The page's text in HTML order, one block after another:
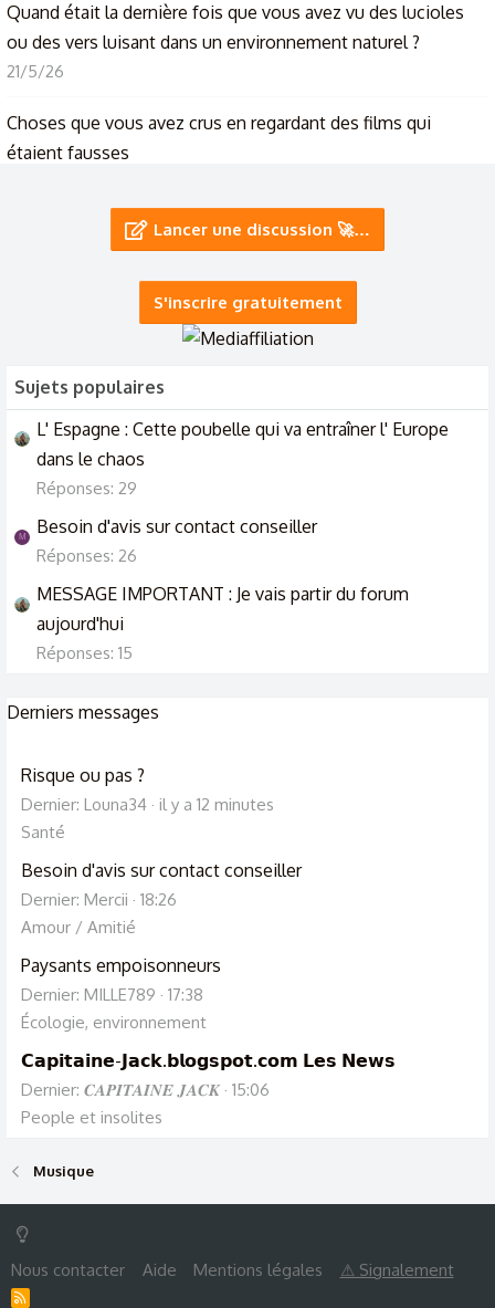
Quand était la dernière fois que vous avez vu des lucioles
ou des vers luisant dans un environnement naturel ?
21/5/26
Choses que vous avez crus en regardant des films qui
étaient fausses
Savez vous Que ..
⛽ Que pensez-vous du prix du pétrole ? ⛽
Lancer une discussion 🚀…
S'inscrire gratuitement
Sujets populaires
L' Espagne : Cette poubelle qui va entraîner l' Europe
dans le chaos
Réponses: 29
M Besoin d'avis sur contact conseiller
Réponses: 26
MESSAGE IMPORTANT : Je vais partir du forum
aujourd'hui
Réponses: 15
Derniers messages
Risque ou pas ?
Dernier: Louna34 il y a 12 minutes
Santé
Besoin d'avis sur contact conseiller
Dernier: Mercii
18:26
Amour / Amitié
Paysants empoisonneurs
Dernier: MILLE789
17:38
Écologie, environnement
𝗖𝗮𝗽𝗶𝘁𝗮𝗶𝗻𝗲-𝗝𝗮𝗰𝗸.𝗯𝗹𝗼𝗴𝘀𝗽𝗼𝘁.𝗰𝗼𝗺 𝗟𝗲𝘀 𝗡𝗲𝘄𝘀
Dernier: 𝑪𝑨𝑷𝑰𝑻𝑨𝑰𝑵𝑬 𝑱𝑨𝑪𝑲 15:06
People et insolites
Musique
Nous contacter Aide Mentions légales ⚠ Signalement